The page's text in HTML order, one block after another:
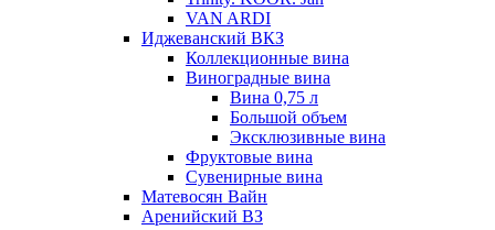
VAN ARDI
Иджеванский ВКЗ
Коллекционные вина
Виноградные вина
Вина 0,75 л
Большой объем
Эксклюзивные вина
Фруктовые вина
Cувенирные вина
Матевосян Вайн
Аренийский ВЗ